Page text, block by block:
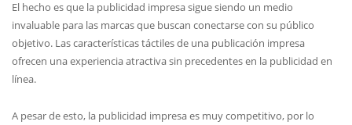
El hecho es que la publicidad impresa sigue siendo un medio
invaluable para las marcas que buscan conectarse con su público
objetivo. Las características táctiles de una publicación impresa
ofrecen una experiencia atractiva sin precedentes en la publicidad en
línea.
A pesar de esto, la publicidad impresa es muy competitivo, por lo